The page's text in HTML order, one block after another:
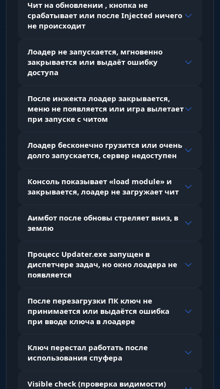
полностью убирает отдачу оружия
отключает раскачивание оружия при
прицеливании
позволяет стрелять из пистолета в
автоматическом режиме
Insta Eoka
моментальный выстрел из Eoka без задержки
ВХ на Игроков (Players ESP)
Enabled
Draw BOX
отображает игроков с помощью боксов
Chams
ВХ Чамсы (ярко-зеленый/белый)
Skeleton
Чит на обновлении , кнопка не
срабатывает или после Injected ничего
не происходит
Лоадер не запускается, мгновенно
закрывается или выдаёт ошибку
доступа
После инжекта лоадер закрывается,
меню не появляется или игра вылетает
при запуске с читом
Лоадер бесконечно грузится или очень
долго запускается, сервер недоступен
Консоль показывает «load module» и
закрывается, лоадер не загружает чит
Аимбот после обновы стреляет вниз, в
землю
Процесс Updater.exe запущен в
диспетчере задач, но окно лоадера не
появляется
После перезагрузки ПК ключ не
принимается или выдаётся ошибка
при вводе ключа в лоадере
Ключ перестал работать после
использования спуфера
Visible check (проверка видимости)